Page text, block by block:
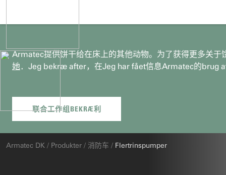
Armatec提供饼干给在床上的其他动物。为了获得更多关
她．Jeg bekræ after，在Jeg har fået信息Armatec的brug
杜
Armatec DK / Produkter / 消防车 / Flertrinspumper